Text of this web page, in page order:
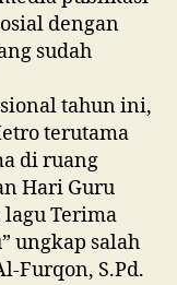
dengan
sudah
tahun ini,
terutama
di ruang
Hari Guru
Terima
ungkap salah
Furqon, S.Pd.